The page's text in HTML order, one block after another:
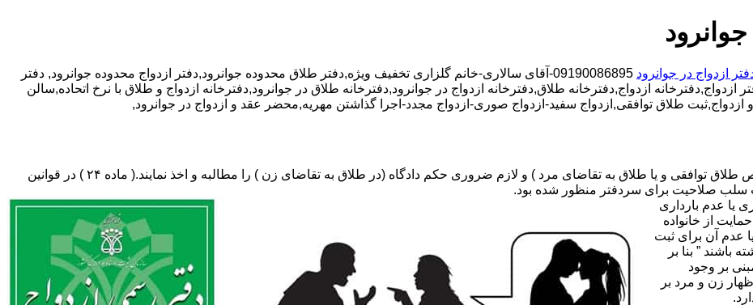
ازدواج در جوانرود
دفتر
ازدواج,دفترخانه طلاق,دفترخانه ازدواج در جوانرود,دفترخانه طلاق در جوانرود,دفترخانه ازدواج و طلاق با نرخ اتحاده,سالن
طلاق توافقی,ازدواج سفید-ازدواج صوری-ازدواج مجدد-اجرا گذاشتن مهریه,محضر عقد و ازدواج در جوانرود,
دفتر طلاق،باید در ثبت طلاق گواهی عدم امکان سازش (مخصوص طلاق توافقی و یا طلاق به تقاضای مرد ) و لازم ضروری حکم دادگاه (در طلاق به تقاضای زن ) را مطالبه و اخذ نمایند.( ماده ۲۴ ) در قوانین
صلاحیت برای سردفتر منظور شده بود.
یا عدم بارداری
ماده ۳۱ ) ماده ۳۱ قانون جدید حمایت از خانواده
عدم آن برای ثبت
باشند ” بنا بر
بر وجود
زن و مرد بر